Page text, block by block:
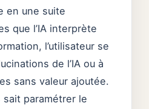
en une suite
que l’IA interprète
l’utilisateur se
de l’IA ou à
sans valeur ajoutée.
sait paramétrer le